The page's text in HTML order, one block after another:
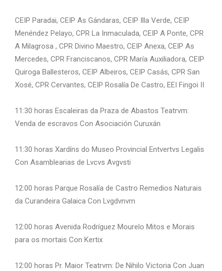
CEIP Paradai, CEIP As Gándaras, CEIP Illa Verde, CEIP
Menéndez Pelayo, CPR La Inmaculada, CEIP A Ponte, CPR
A Milagrosa , CPR Divino Maestro, CEIP Anexa, CEIP As
Mercedes, CPR Franciscanos, CPR María Auxiliadora, CEIP
Quiroga Ballesteros, CEIP Albeiros, CEIP Casás, CPR San
Xosé, CPR Cervantes, CEIP Rosalía De Castro, EEI Fingoi II
11:30 horas Escaleiras da Praza de Abastos Teatrvm:
Venda de escravos Con Asociación Curuxán
11:30 horas Xardíns do Museo Provincial Entvertvs Legalis
Con Asamblearias de Lvcvs Avgvsti
12:00 horas Parque Rosalía de Castro Remedios Naturais
da Curandeira Galaica Con Lvgdvnvm
12:00 horas Avenida Rodríguez Mourelo Mitos e Morais
para os mortais Con Kertix
12:00 horas Pr. Maior Teatrvm: De Nihilo Victoria Con Juan